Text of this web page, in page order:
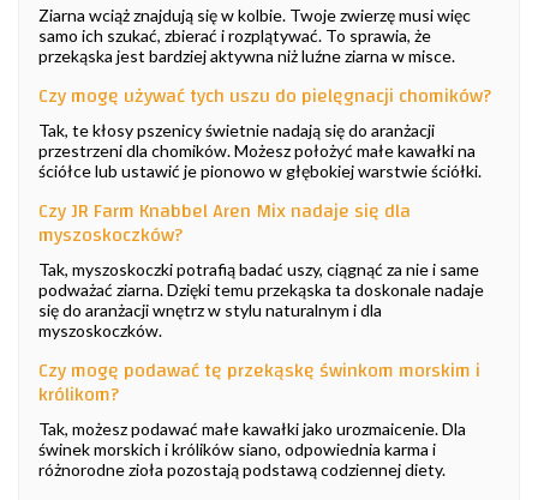
Ziarna wciąż znajdują się w kolbie. Twoje zwierzę musi więc
samo ich szukać, zbierać i rozplątywać. To sprawia, że
przekąska jest bardziej aktywna niż luźne ziarna w misce.
Czy mogę używać tych uszu do pielęgnacji chomików?
Tak, te kłosy pszenicy świetnie nadają się do aranżacji
przestrzeni dla chomików. Możesz położyć małe kawałki na
ściółce lub ustawić je pionowo w głębokiej warstwie ściółki.
Czy JR Farm Knabbel Aren Mix nadaje się dla
myszoskoczków?
Tak, myszoskoczki potrafią badać uszy, ciągnąć za nie i same
podważać ziarna. Dzięki temu przekąska ta doskonale nadaje
się do aranżacji wnętrz w stylu naturalnym i dla
myszoskoczków.
Czy mogę podawać tę przekąskę świnkom morskim i
królikom?
Tak, możesz podawać małe kawałki jako urozmaicenie. Dla
świnek morskich i królików siano, odpowiednia karma i
różnorodne zioła pozostają podstawą codziennej diety.